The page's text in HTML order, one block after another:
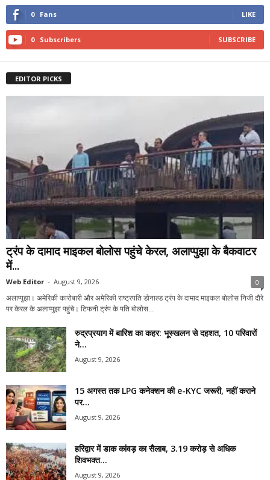
0 Fans LIKE
0 Subscribers SUBSCRIBE
EDITOR PICKS
ट्रंप के दामाद माइकल बोलोस पहुंचे केरल, अलाप्पुझा के बैकवाटर
में...
Web Editor - August 9, 2026 0
अलाप्पुझा। अमेरिकी कारोबारी और अमेरिकी राष्ट्रपति डोनाल्ड ट्रंप के दामाद माइकल बोलोस निजी दौरे
पर केरल के अलाप्पुझा पहुंचे। टिफनी ट्रंप के पति बोलोस...
रुद्रप्रयाग में बारिश का कहर: भूस्खलन से दहशत, 10 परिवारों
ने...
August 9, 2026
15 अगस्त तक LPG कनेक्शन की e-KYC जरूरी, नहीं कराने
पर...
August 9, 2026
हरिद्वार में डाक कांवड़ का सैलाब, 3.19 करोड़ से अधिक
शिवभक्त...
August 9, 2026